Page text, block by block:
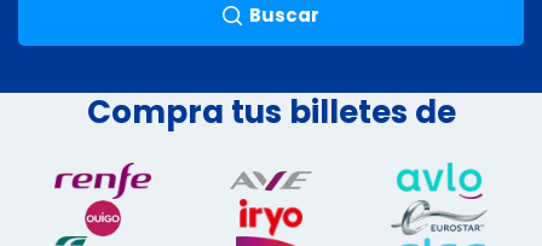
Buscar
Compra tus billetes de